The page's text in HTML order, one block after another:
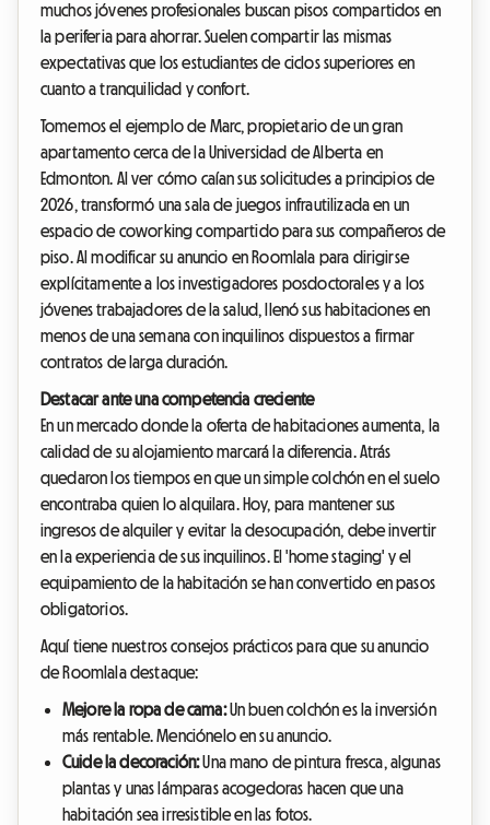
muchos jóvenes profesionales buscan pisos compartidos en
la periferia para ahorrar. Suelen compartir las mismas
expectativas que los estudiantes de ciclos superiores en
cuanto a tranquilidad y confort.
Tomemos el ejemplo de Marc, propietario de un gran
apartamento cerca de la Universidad de Alberta en
Edmonton. Al ver cómo caían sus solicitudes a principios de
2026, transformó una sala de juegos infrautilizada en un
espacio de coworking compartido para sus compañeros de
piso. Al modificar su anuncio en Roomlala para dirigirse
explícitamente a los investigadores posdoctorales y a los
jóvenes trabajadores de la salud, llenó sus habitaciones en
menos de una semana con inquilinos dispuestos a firmar
contratos de larga duración.
Destacar ante una competencia creciente
En un mercado donde la oferta de habitaciones aumenta, la
calidad de su alojamiento marcará la diferencia. Atrás
quedaron los tiempos en que un simple colchón en el suelo
encontraba quien lo alquilara. Hoy, para mantener sus
ingresos de alquiler y evitar la desocupación, debe invertir
en la experiencia de sus inquilinos. El 'home staging' y el
equipamiento de la habitación se han convertido en pasos
obligatorios.
Aquí tiene nuestros consejos prácticos para que su anuncio
de Roomlala destaque:
Mejore la ropa de cama:Un buen colchón es la inversión
más rentable. Menciónelo en su anuncio.
Cuide la decoración:Una mano de pintura fresca, algunas
plantas y unas lámparas acogedoras hacen que una
habitación sea irresistible en las fotos.